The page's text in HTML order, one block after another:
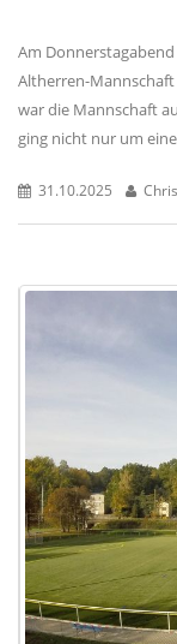
Am
Altherren-
war die Mannschaft
ging nicht nur um
31.10.2025